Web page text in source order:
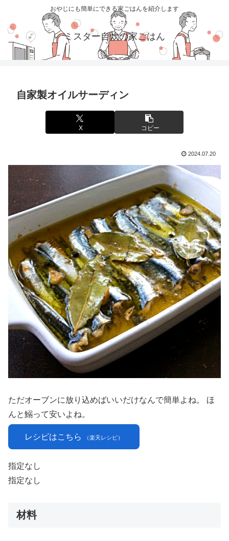
おやじにも簡単にできる家ごはんを紹介します
ミスター自炊の家ごはん
自家製オイルサーディン
X コピー
2024.07.20
ただオーブンに放り込めばいいだけなんで簡単よね。 ほ
んと鰯って安いよね。
レシピはこちら （楽天レシピ）
指定なし
指定なし
材料